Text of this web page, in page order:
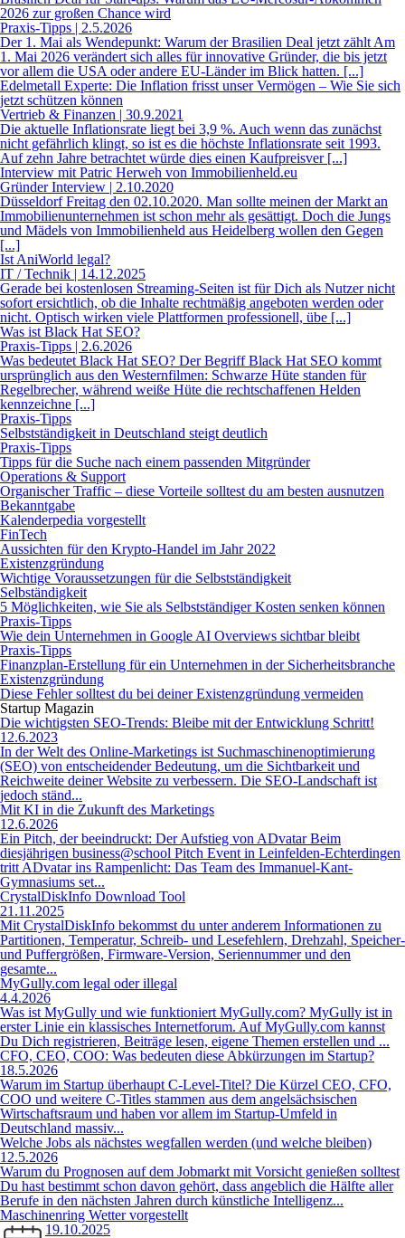
2026 zur großen Chance wird
Praxis-Tipps | 2.5.2026
Der 1. Mai als Wendepunkt: Warum der Brasilien Deal jetzt zählt Am
1. Mai 2026 verändert sich alles für innovative Gründer, die bis jetzt
vor allem die USA oder andere EU-Länder im Blick hatten. [...]
Edelmetall Experte: Die Inflation frisst unser Vermögen – Wie Sie sich
jetzt schützen können
Vertrieb & Finanzen | 30.9.2021
Die aktuelle Inflationsrate liegt bei 3,9 %. Auch wenn das zunächst
nicht gefährlich klingt, so ist es die höchste Inflationsrate seit 1993.
Auf zehn Jahre betrachtet würde dies einen Kaufpreisver [...]
Interview mit Patric Herweh von Immobilienheld.eu
Gründer Interview | 2.10.2020
Düsseldorf Freitag den 02.10.2020. Man sollte meinen der Markt an
Immobilienunternehmen ist schon mehr als gesättigt. Doch die Jungs
und Mädels von Immobilienheld aus Heidelberg wollen den Gegen
[...]
Ist AniWorld legal?
IT / Technik | 14.12.2025
Gerade bei kostenlosen Streaming-Seiten ist für Dich als Nutzer nicht
sofort ersichtlich, ob die Inhalte rechtmäßig angeboten werden oder
nicht. Optisch wirken viele Plattformen professionell, übe [...]
Was ist Black Hat SEO?
Praxis-Tipps | 2.6.2026
Was bedeutet Black Hat SEO? Der Begriff Black Hat SEO kommt
ursprünglich aus den Westernfilmen: Schwarze Hüte standen für
Regelbrecher, während weiße Hüte die rechtschaffenen Helden
kennzeichne [...]
Praxis-Tipps
Selbstständigkeit in Deutschland steigt deutlich
Praxis-Tipps
Tipps für die Suche nach einem passenden Mitgründer
Operations & Support
Organischer Traffic – diese Vorteile solltest du am besten ausnutzen
Bekanntgabe
Kalenderpedia vorgestellt
FinTech
Aussichten für den Krypto-Handel im Jahr 2022
Existenzgründung
Wichtige Voraussetzungen für die Selbstständigkeit
Selbständigkeit
5 Möglichkeiten, wie Sie als Selbstständiger Kosten senken können
Praxis-Tipps
Wie dein Unternehmen in Google AI Overviews sichtbar bleibt
Praxis-Tipps
Finanzplan-Erstellung für ein Unternehmen in der Sicherheitsbranche
Existenzgründung
Diese Fehler solltest du bei deiner Existenzgründung vermeiden
Startup Magazin
Die wichtigsten SEO-Trends: Bleibe mit der Entwicklung Schritt!
12.6.2023
In der Welt des Online-Marketings ist Suchmaschinenoptimierung
(SEO) von entscheidender Bedeutung, um die Sichtbarkeit und
Reichweite deiner Website zu verbessern. Die SEO-Landschaft ist
jedoch ständ...
Mit KI in die Zukunft des Marketings
12.6.2026
Ein Pitch, der beeindruckt: Der Aufstieg von ADvatar Beim
diesjährigen business@school Pitch Event in Leinfelden-Echterdingen
tritt ADvatar ins Rampenlicht: Das Team des Immanuel-Kant-
Gymnasiums set...
CrystalDiskInfo Download Tool
21.11.2025
Mit CrystalDiskInfo bekommst du unter anderem Informationen zu
Partitionen, Temperatur, Schreib- und Lesefehlern, Drehzahl, Speicher-
und Puffergrößen, Firmware-Version, Seriennummer und den
gesamte...
MyGully.com legal oder illegal
4.4.2026
Was ist MyGully und wie funktioniert MyGully.com? MyGully ist in
erster Linie ein klassisches Internetforum. Auf MyGully.com kannst
Du Dich registrieren, Beiträge lesen, eigene Themen erstellen und ...
CFO, CEO, COO: Was bedeuten diese Abkürzungen im Startup?
18.5.2026
Warum im Startup überhaupt C-Level-Titel? Die Kürzel CEO, CFO,
COO und weitere C-Titles stammen aus dem angelsächsischen
Wirtschaftsraum und haben vor allem im Startup-Umfeld in
Deutschland massiv...
Welche Jobs als nächstes wegfallen werden (und welche bleiben)
12.5.2026
Warum du Prognosen auf dem Jobmarkt mit Vorsicht genießen solltest
Du hast bestimmt schon davon gehört, dass angeblich die Hälfte aller
Berufe in den nächsten Jahren durch künstliche Intelligenz...
Maschinenring Wetter vorgestellt
19.10.2025